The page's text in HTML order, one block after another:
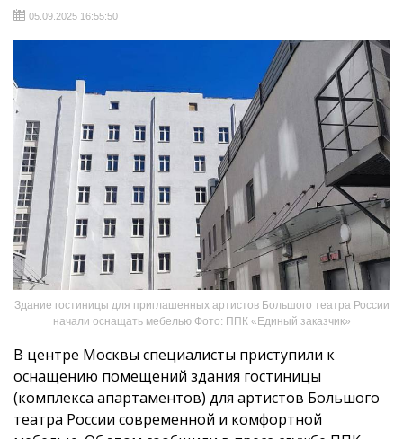
05.09.2025 16:55:50
Здание гостиницы для приглашенных артистов Большого театра России
начали оснащать мебелью Фото: ППК «Единый заказчик»
В центре Москвы специалисты приступили к
оснащению помещений здания гостиницы
(комплекса апартаментов) для артистов Большого
театра России современной и комфортной